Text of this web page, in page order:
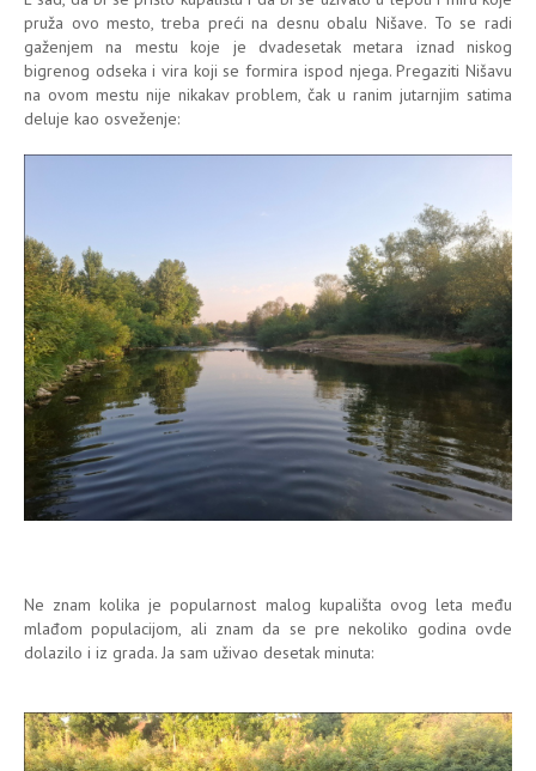
pruža ovo mesto, treba preći na desnu obalu Nišave. To se radi
gaženjem na mestu koje je dvadesetak metara iznad niskog
bigrenog odseka i vira koji se formira ispod njega. Pregaziti Nišavu
na ovom mestu nije nikakav problem, čak u ranim jutarnjim satima
deluje kao osveženje:
Ne znam kolika je popularnost malog kupališta ovog leta među
mlađom populacijom, ali znam da se pre nekoliko godina ovde
dolazilo i iz grada. Ja sam uživao desetak minuta: